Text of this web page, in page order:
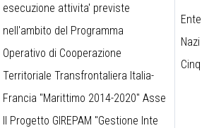
esecuzione attivita' previste
nell'ambito del Programma
Operativo di Cooperazione
Territoriale Transfrontaliera Italia-
Francia "Marittimo 2014-2020" Asse
II Progetto GIREPAM "Gestione Inte
Ente